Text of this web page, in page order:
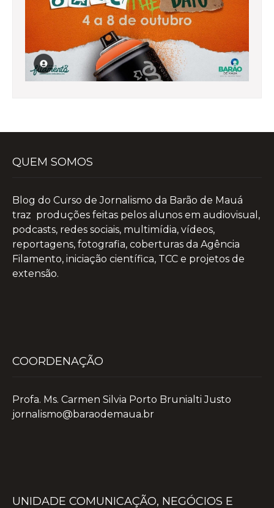
QUEM SOMOS
Blog do Curso de Jornalismo da Barão de Mauá
traz produções feitas pelos alunos em audiovisual,
podcasts, redes sociais, multimídia, vídeos,
reportagens, fotografia, coberturas da Agência
Filamento, iniciação científica, TCC e projetos de
extensão.
COORDENAÇÃO
Profa. Ms. Carmen Silvia Porto Brunialti Justo
jornalismo@baraodemaua.br
UNIDADE COMUNICAÇÃO, NEGÓCIOS E